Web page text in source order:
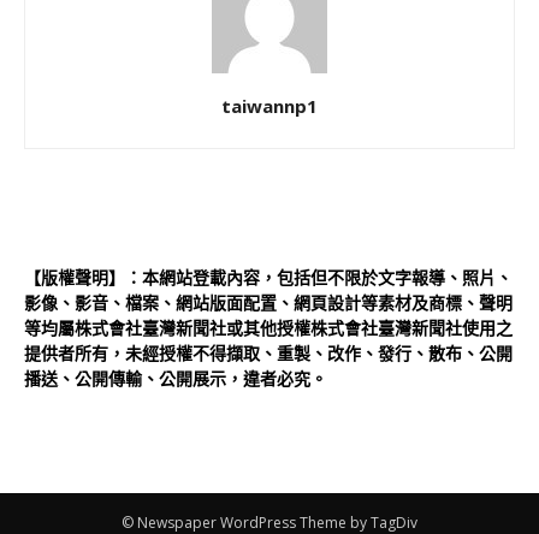
taiwannp1
【版權聲明】：本網站登載內容，包括但不限於文字報導、照片、
影像、影音、檔案、網站版面配置、網頁設計等素材及商標、聲明
等均屬株式會社臺灣新聞社或其他授權株式會社臺灣新聞社使用之
提供者所有，未經授權不得擷取、重製、改作、發行、散布、公開
播送、公開傳輸、公開展示，違者必究。
© Newspaper WordPress Theme by TagDiv